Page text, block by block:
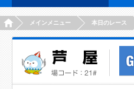
HOMEメインメニュー 本日のレース